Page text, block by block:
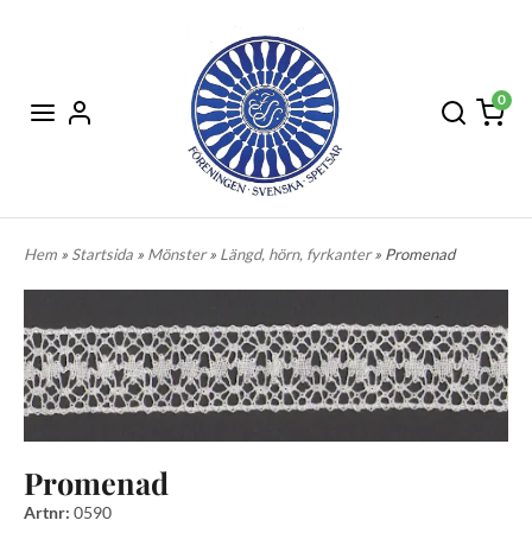
0
Hem » Startsida » Mönster» Längd, hörn, fyrkanter» Promenad
Promenad
Artnr: 0590